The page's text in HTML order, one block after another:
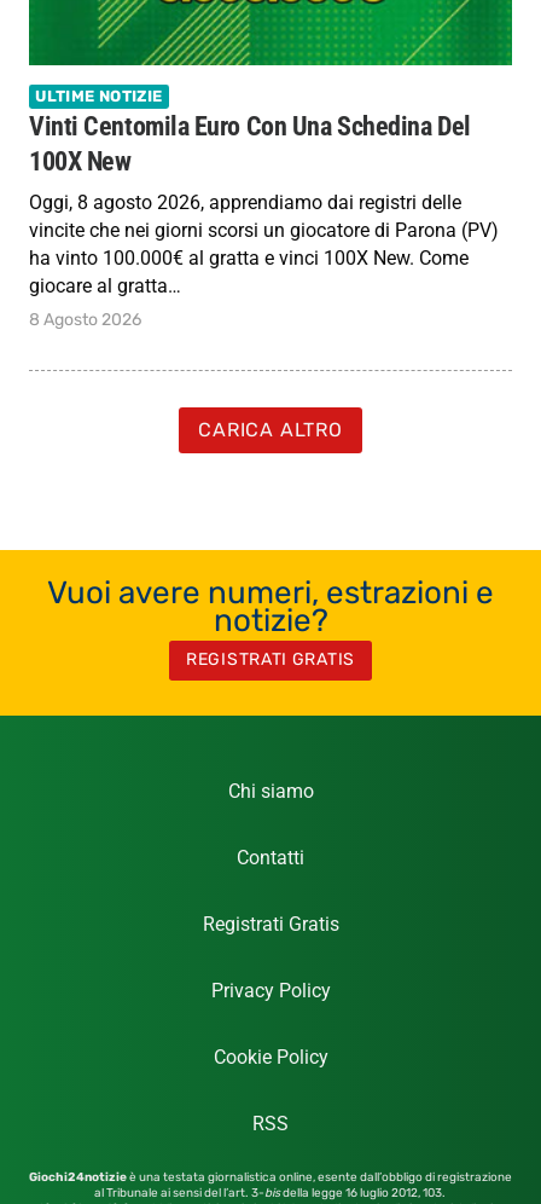
ULTIME NOTIZIE
Vinti Centomila Euro Con Una Schedina Del
100X New
Oggi, 8 agosto 2026, apprendiamo dai registri delle
vincite che nei giorni scorsi un giocatore di Parona (PV)
ha vinto 100.000€ al gratta e vinci 100X New. Come
giocare al gratta…
8 Agosto 2026
CARICA ALTRO
Vuoi avere numeri, estrazioni e
notizie?
REGISTRATI GRATIS
Chi siamo
Contatti
Registrati Gratis
Privacy Policy
Cookie Policy
RSS
Giochi24notizieè una testata giornalistica online, esente dall’obbligo di registrazione
al Tribunale ai sensi del l’art. 3-bisdella legge 16 luglio 2012,103.